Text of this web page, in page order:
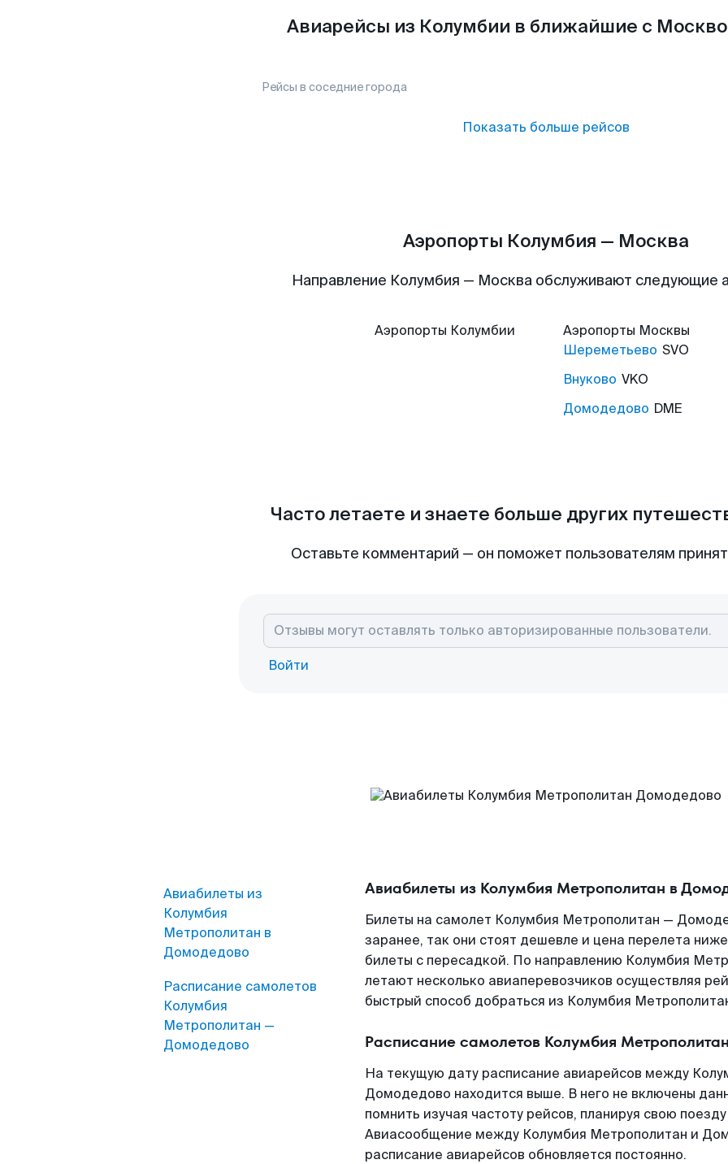
Авиарейсы из Колумбии в ближайшие с
Рейсы в соседние города
Показать больше рейсов
Аэропорты Колумбия — Москва
Направление Колумбия — Москва обслуживают следующие
Аэропорты Колумбии Аэропорты Москвы
Шереметьево SVO
Внуково VKO
Домодедово DME
Часто летаете и знаете больше других
Оставьте комментарий — он поможет пользователям
Войти
Авиабилеты из
Колумбия
Метрополитан в
Домодедово
Расписание самолетов
Колумбия
Метрополитан —
Домодедово
Авиабилеты из Колумбия Метрополитан в
Билеты на самолет Колумбия Метрополитан —
заранее, так они стоят дешевле и цена перелета
билеты с пересадкой. По направлению Колумбия
летают несколько авиаперевозчиков осуществляя
быстрый способ добраться из Колумбия
Расписание самолетов Колумбия
На текущую дату расписание авиарейсов между
Домодедово находится выше. В него не включены
помнить изучая частоту рейсов, планируя свою
Авиасообщение между Колумбия Метрополитан и
расписание авиарейсов обновляется постоянно.